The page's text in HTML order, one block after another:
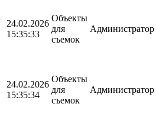
24.02.2026
15:35:33
Объекты
для
съемок
Администратор
24.02.2026
15:35:34
Объекты
для
съемок
Администратор